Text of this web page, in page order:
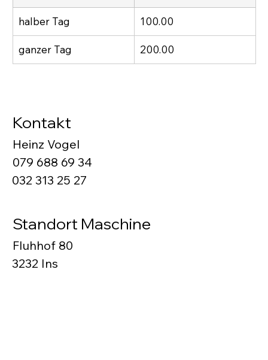
halber Tag 100.00
ganzer Tag 200.00
Kontakt
Heinz Vogel
079 688 69 34
032 313 25 27
Standort Maschine
Fluhhof 80
3232 Ins